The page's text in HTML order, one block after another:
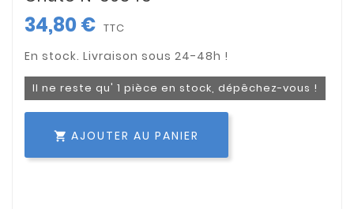
34,80 € TTC
Il ne reste qu' 1 pièce en stock, dépêchez-vous !
 AJOUTER AU PANIER